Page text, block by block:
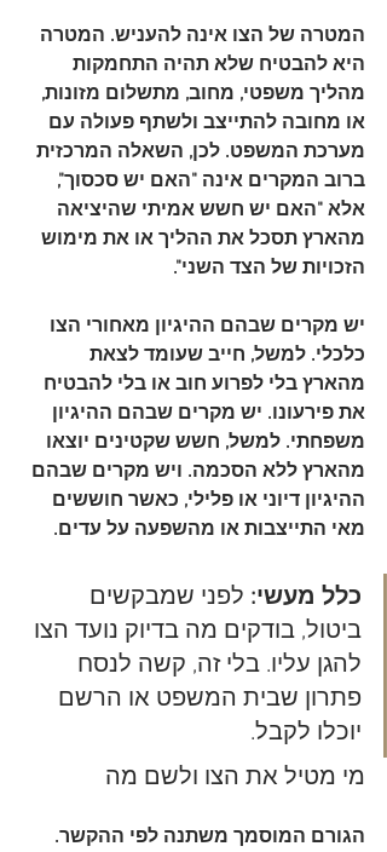
המטרה של הצו אינה להעניש. המטרה
היא להבטיח שלא תהיה התחמקות
מהליך משפטי, מחוב, מתשלום מזונות,
או מחובה להתייצב ולשתף פעולה עם
מערכת המשפט. לכן, השאלה המרכזית
ברוב המקרים אינה "האם יש סכסוך",
אלא "האם יש חשש אמיתי שהיציאה
מהארץ תסכל את ההליך או את מימוש
הזכויות של הצד השני".
יש מקרים שבהם ההיגיון מאחורי הצו
כלכלי. למשל, חייב שעומד לצאת
מהארץ בלי לפרוע חוב או בלי להבטיח
את פירעונו. יש מקרים שבהם ההיגיון
משפחתי. למשל, חשש שקטינים יוצאו
מהארץ ללא הסכמה. ויש מקרים שבהם
ההיגיון דיוני או פלילי, כאשר חוששים
מאי התייצבות או מהשפעה על עדים.
כלל מעשי: לפני שמבקשים
ביטול, בודקים מה בדיוק נועד הצו
להגן עליו. בלי זה, קשה לנסח
פתרון שבית המשפט או הרשם
יוכלו לקבל.
מי מטיל את הצו ולשם מה
הגורם המוסמך משתנה לפי ההקשר.